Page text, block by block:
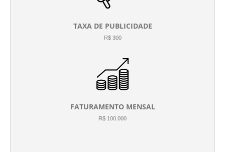
TAXA DE PUBLICIDADE
R$ 300
FATURAMENTO MENSAL
R$ 100.000